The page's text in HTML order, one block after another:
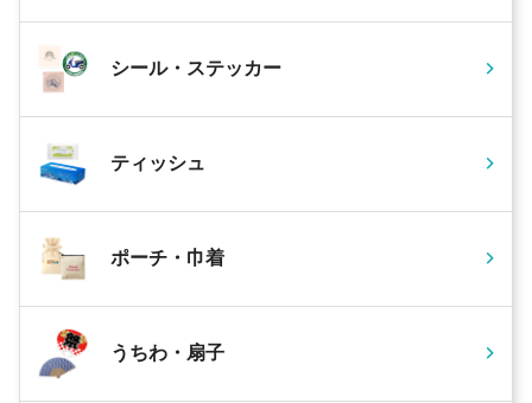
シール・ステッカー
ティッシュ
ポーチ・巾着
うちわ・扇子